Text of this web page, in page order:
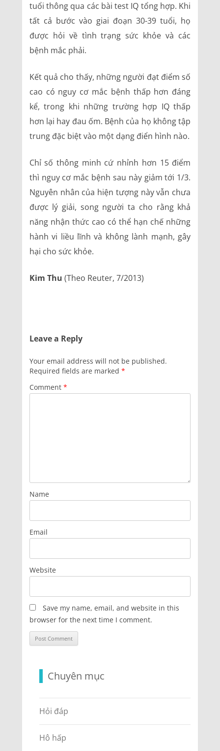
tuổi thông qua các bài test IQ tổng hợp. Khi
tất cả bước vào giai đoạn 30-39 tuổi, họ
được hỏi về tình trạng sức khỏe và các
bệnh mắc phải.
Kết quả cho thấy, những người đạt điểm số
cao có nguy cơ mắc bệnh thấp hơn đáng
kể, trong khi những trường hợp IQ thấp
hơn lại hay đau ốm. Bệnh của họ không tập
trung đặc biệt vào một dạng điển hình nào.
Chỉ số thông minh cứ nhỉnh hơn 15 điểm
thì nguy cơ mắc bệnh sau này giảm tới 1/3.
Nguyên nhân của hiện tượng này vẫn chưa
được lý giải, song người ta cho rằng khả
năng nhận thức cao có thể hạn chế những
hành vi liều lĩnh và không lành mạnh, gây
hại cho sức khỏe.
Kim Thu (Theo Reuter, 7/2013)
Leave a Reply
Your email address will not be published.
Required fields are marked *
Comment *
Name
Email
Website
Save my name, email, and website in this
browser for the next time I comment.
Chuyên mục
Hỏi đáp
Hô hấp